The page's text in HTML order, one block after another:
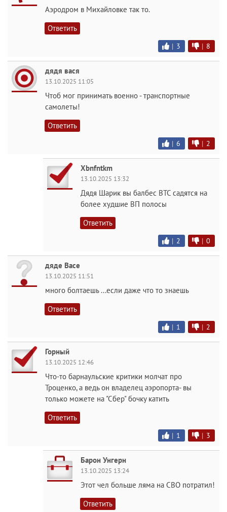
Аэродром в Михайловке так то.
Ответить
| 3 | 8
дядя вася
13.10.2025 11:05
Чтоб мог принимать военно - транспортные
самолеты!
Ответить
| 6 | 2
Xbnfntkm
13.10.2025 13:32
Дядя Шарик вы балбес ВТС садятся на
более худшие ВП полосы
Ответить
| 2 | 0
дяде Васе
13.10.2025 11:51
много болтаешь ...если даже что то знаешь
Ответить
| 1 | 2
Горный
13.10.2025 12:46
Что-то барнаульские критики молчат про
Троценко, а ведь он владелец аэропорта- вы
только можете на "Сбер" бочку катить
Ответить
| 1 | 3
Барон Унгерн
13.10.2025 13:24
Этот чел больше ляма на СВО потратил!
Ответить